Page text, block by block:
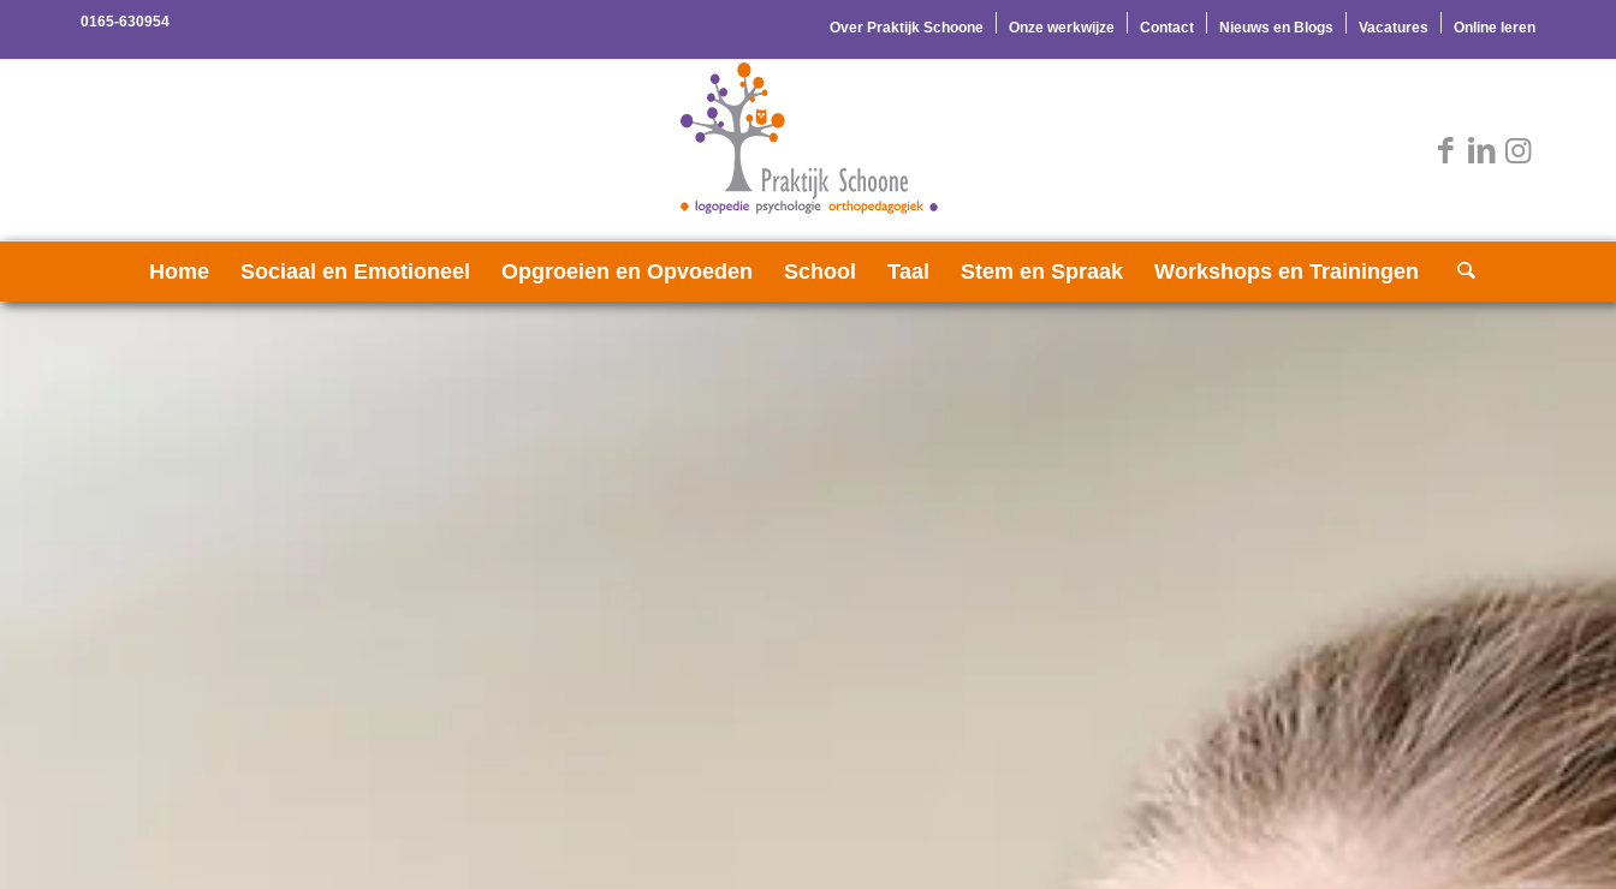
Over Praktijk Schoone Onze werkwijze Contact Nieuws en Blogs Vacatures Online leren
0165-630954
Home Sociaal en Emotioneel Opgroeien en Opvoeden School Taal Stem en Spraak Workshops en Trainingen